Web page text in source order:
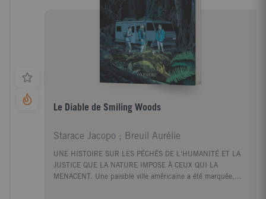
Le Diable de Smiling Woods
Starace Jacopo ; Breuil Aurélie
UNE HISTOIRE SUR LES PÉCHÉS DE L'HUMANITÉ ET LA
JUSTICE QUE LA NATURE IMPOSE À CEUX QUI LA
MENACENT. Une paisible ville américaine a été marquée,...